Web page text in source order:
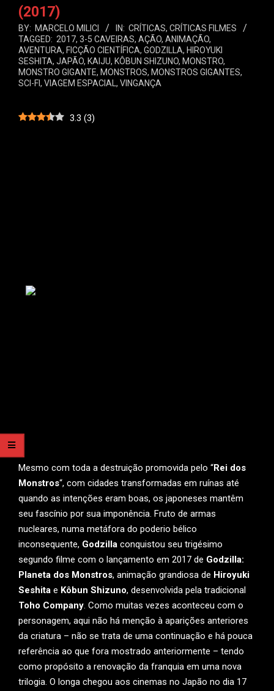
(2017)
BY: MARCELO MILICI IN: CRÍTICAS, CRÍTICAS FILMES
TAGGED: 2017, 3-5 CAVEIRAS, AÇÃO, ANIMAÇÃO,
AVENTURA, FICÇÃO CIENTÍFICA, GODZILLA, HIROYUKI
SESHITA, JAPÃO, KAIJU, KÔBUN SHIZUNO, MONSTRO,
MONSTRO GIGANTE, MONSTROS, MONSTROS GIGANTES,
SCI-FI, VIAGEM ESPACIAL, VINGANÇA
3.3 (3)
Mesmo com toda a destruição promovida pelo “Rei dos
Monstros“, com cidades transformadas em ruínas até
quando as intenções eram boas, os japoneses mantêm
seu fascínio por sua imponência. Fruto de armas
nucleares, numa metáfora do poderio bélico
inconsequente, Godzilla conquistou seu trigésimo
segundo filme com o lançamento em 2017 de Godzilla:
Planeta dos Monstros, animação grandiosa de Hiroyuki
Seshita e Kôbun Shizuno, desenvolvida pela tradicional
Toho Company. Como muitas vezes aconteceu com o
personagem, aqui não há menção à aparições anteriores
da criatura – não se trata de uma continuação e há pouca
referência ao que fora mostrado anteriormente – tendo
como propósito a renovação da franquia em uma nova
trilogia. O longa chegou aos cinemas no Japão no dia 17